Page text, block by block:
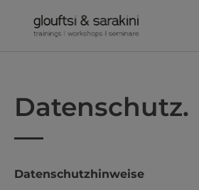
Datenschutz.
Datenschutzhinweise